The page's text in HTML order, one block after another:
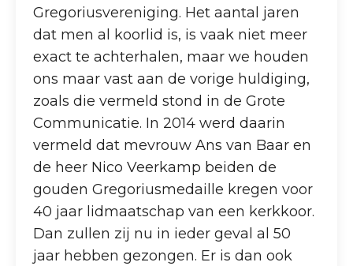
Gregoriusvereniging. Het aantal jaren
dat men al koorlid is, is vaak niet meer
exact te achterhalen, maar we houden
ons maar vast aan de vorige huldiging,
zoals die vermeld stond in de Grote
Communicatie. In 2014 werd daarin
vermeld dat mevrouw Ans van Baar en
de heer Nico Veerkamp beiden de
gouden Gregoriusmedaille kregen voor
40 jaar lidmaatschap van een kerkkoor.
Dan zullen zij nu in ieder geval al 50
jaar hebben gezongen. Er is dan ook